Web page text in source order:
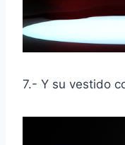
7.- Y su vestido